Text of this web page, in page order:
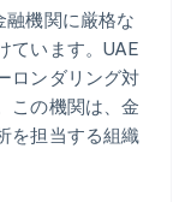
融機関に厳格な
ています。UAE
ロンダリング対
この機関は、金
を担当する組織